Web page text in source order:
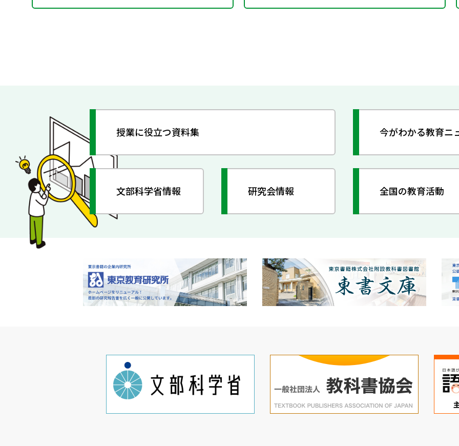
授業に役立つ資料集 今がわかる教育ニ
文部科学省情報 研究会情報 全国の教育活動